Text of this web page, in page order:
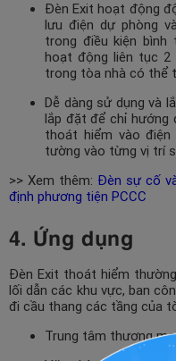
Đèn Exit hoạt động
lưu điện dự phòng
trong điều kiện
hoạt động liên tục 2
trong tòa nhà có thể
Dễ dàng sử dụng và
lắp đặt để chỉ hướng
thoát hiểm vào
tường vào từng vị trí
>> Xem thêm: Đèn sự cố
định phương tiện PCCC
4. Ứng dụng
Đèn Exit thoát hiểm
lối dẫn các khu vực, ban
đi cầu thang các tầng của
Trung tâm thương